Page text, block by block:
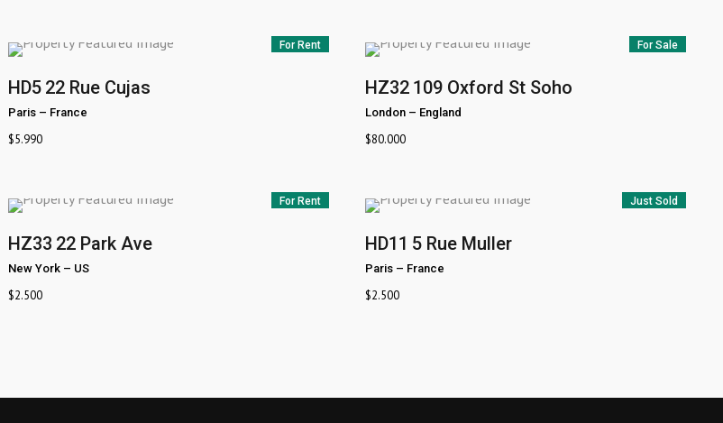
For Rent
HD5 22 Rue Cujas
Paris – France
$5.990
For Sale
HZ32 109 Oxford St Soho
London – England
$80.000
For Rent
HZ33 22 Park Ave
New York – US
$2.500
Just Sold
HD11 5 Rue Muller
Paris – France
$2.500